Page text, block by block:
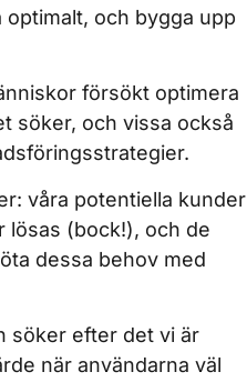
och bygga upp
försökt optimera
söker, och vissa också
våra potentiella kunder
lösas (bock!), och de
dessa behov med
söker efter det vi är
när användarna väl